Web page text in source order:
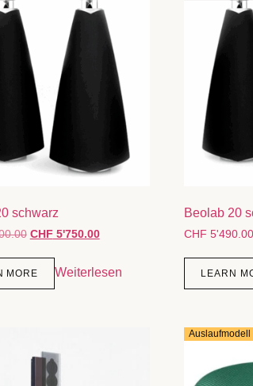
schwarz
CHF 5'750.00
MORE Weiterlesen
Beolab 20
CHF 5'490.00
LEARN
Auslaufmodell